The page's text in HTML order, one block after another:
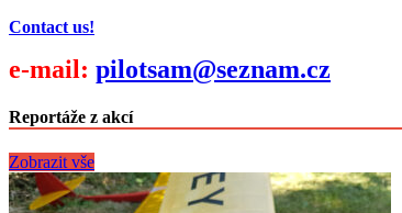
Contact us!
e-mail: pilotsam@seznam.cz
Reportáže z akcí
Zobrazit vše